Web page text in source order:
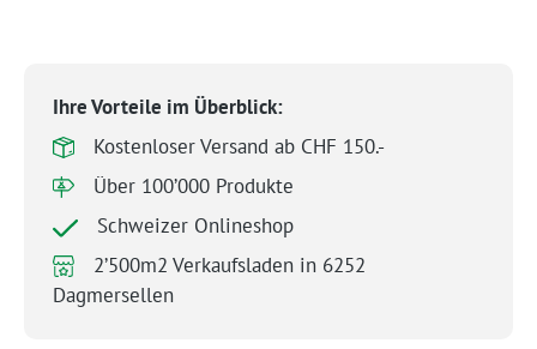
Ihre Vorteile im Überblick:
Kostenloser Versand ab CHF 150.-
Über 100’000 Produkte
Schweizer Onlineshop
2’500m2 Verkaufsladen in 6252
Dagmersellen